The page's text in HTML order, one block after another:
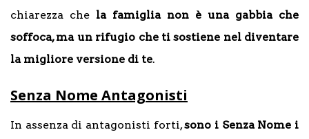
chiarezza che la famiglia non è una gabbia che
soffoca, ma un rifugio che ti sostiene nel diventare
la migliore versione di te.
Senza Nome Antagonisti
In assenza di antagonisti forti,sono i Senza Nome i